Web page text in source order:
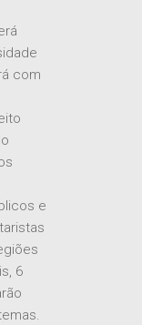
com
e
6